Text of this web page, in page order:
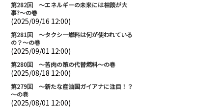
第282回 ～エネルギーの未来には相談が大
事?～の巻
(2025/09/16 12:00)
第281回 ～タクシー燃料は何が使われている
の？～の巻
(2025/09/01 12:00)
第280回 ～苦肉の策の代替燃料～の巻
(2025/08/18 12:00)
第279回 ～新たな産油国ガイアナに注目！？
～の巻
(2025/08/01 12:00)